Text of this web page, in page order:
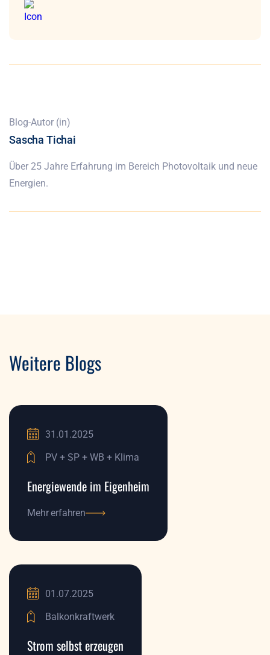
Blog-Autor (in)
Sascha Tichai
Über 25 Jahre Erfahrung im Bereich Photovoltaik und neue
Energien.
Weitere Blogs
31.01.2025
PV + SP + WB + Klima
Energiewende im Eigenheim
Mehr erfahren
01.07.2025
Balkonkraftwerk
Strom selbst erzeugen